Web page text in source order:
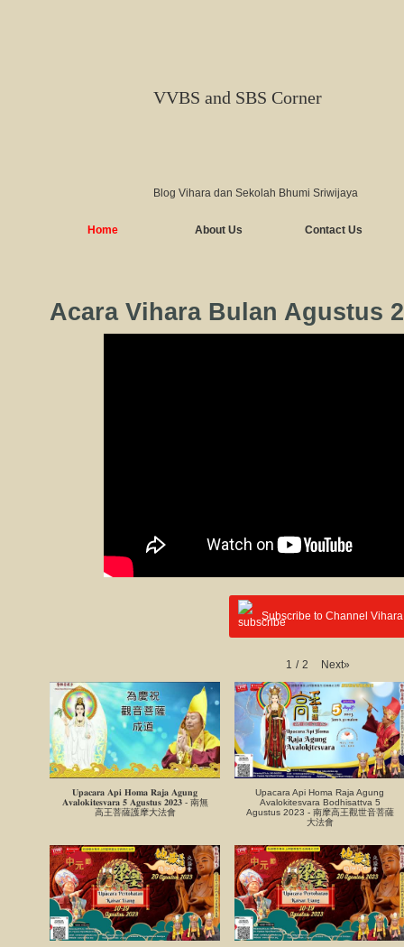
VVBS and SBS Corner
Blog Vihara dan Sekolah Bhumi Sriwijaya
Home About Us Contact Us
Acara Vihara Bulan Agustus
Subscribe to Channel Vihara
1 / 2 Next»
𝐔𝐩𝐚𝐜𝐚𝐫𝐚 𝐀𝐩𝐢 𝐇𝐨𝐦𝐚 𝐑𝐚𝐣𝐚 𝐀𝐠𝐮𝐧𝐠
𝐀𝐯𝐚𝐥𝐨𝐤𝐢𝐭𝐞𝐬𝐯𝐚𝐫𝐚 𝟓 𝐀𝐠𝐮𝐬𝐭𝐮𝐬 𝟐𝟎𝟐𝟑 - 南無
高王菩薩護摩大法會
Upacara Api Homa Raja Agung
Avalokitesvara Bodhisattva 5
Agustus 2023 - 南摩高王觀世音菩薩
大法會